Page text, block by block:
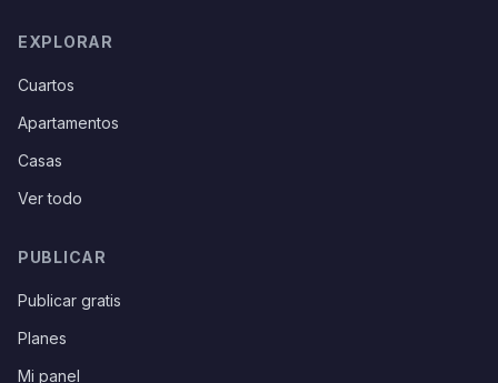
EXPLORAR
Cuartos
Apartamentos
Casas
Ver todo
PUBLICAR
Publicar gratis
Planes
Mi panel